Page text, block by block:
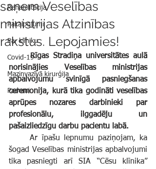
Rehabilitācija
Pakalpojumi
Par klīniku
Covid-19
Mazinvazīvā ķirurģija
Padomi
saņem Veselības
ministrijas Atzinības
rakstus. Lepojamies!
	Rīgas Stradiņa universitātes aulā
norisinājies Veselības ministrijas
apbalvojumu svinīgā pasniegšanas
ceremonija, kurā tika godināti veselības
aprūpes nozares darbinieki par
profesionālu, ilggadēju un
pašaizliedzīgu darbu pacientu labā.
	Ar īpašu lepnumu paziņojam, ka
šogad Veselības ministrijas apbalvojumi
tika pasniegti arī SIA “Cēsu klīnika”